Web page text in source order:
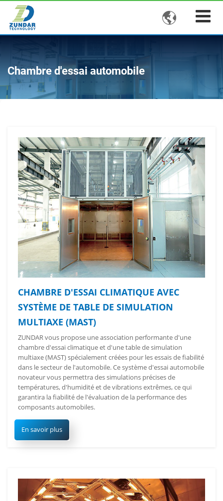

Chambre d'essai automobile
CHAMBRE D'ESSAI CLIMATIQUE AVEC
SYSTÈME DE TABLE DE SIMULATION
MULTIAXE (MAST)
ZUNDAR vous propose une association performante d'une
chambre d'essai climatique et d'une table de simulation
multiaxe (MAST) spécialement créées pour les essais de fiabilité
dans le secteur de l'automobile. Ce système d'essai automobile
novateur vous permettra des simulations précises de
températures, d'humidité et de vibrations extrêmes, ce qui
garantira la fiabilité de l'évaluation de la performance des
composants automobiles.
En savoir plus